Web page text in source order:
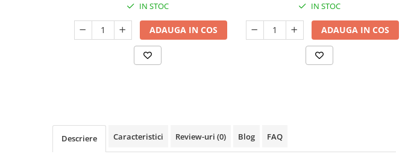
IN STOC
ADAUGA IN COS
IN STOC
ADAUGA IN COS
Descriere Caracteristici Review-uri (0) Blog FAQ